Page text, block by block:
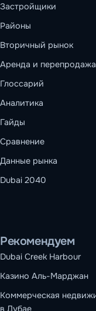
Застройщики
Районы
Вторичный рынок
Аренда и перепродажа
Глоссарий
Аналитика
Гайды
Сравнение
Данные рынка
Dubai 2040
Рекомендуем
Dubai Creek Harbour
Казино Аль-Марджан
Коммерческая
в Дубае